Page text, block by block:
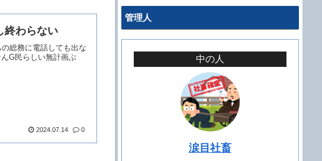
終わらない
総務に電話しても出な
G民らしい無計画ぶ
2024.07.14 0
管理人
中の人
涙目社畜